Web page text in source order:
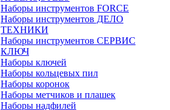
Наборы инструментов FORCE
Наборы инструментов ДЕЛО
ТЕХНИКИ
Наборы инструментов СЕРВИС
КЛЮЧ
Наборы ключей
Наборы кольцевых пил
Наборы коронок
Наборы метчиков и плашек
Наборы надфилей